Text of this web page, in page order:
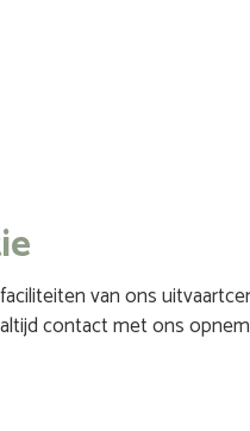
van ons
contact met ons